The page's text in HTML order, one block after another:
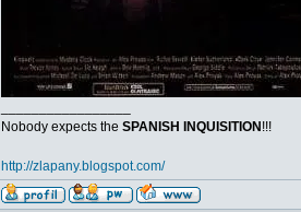
Nobody expects the SPANISH INQUISITION !!!
http://zlapany.blogspot.com/